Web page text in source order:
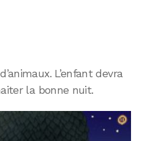
L’enfant devra
la bonne nuit.